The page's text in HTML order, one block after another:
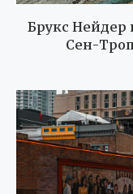
Брукс Нейдер
Сен-